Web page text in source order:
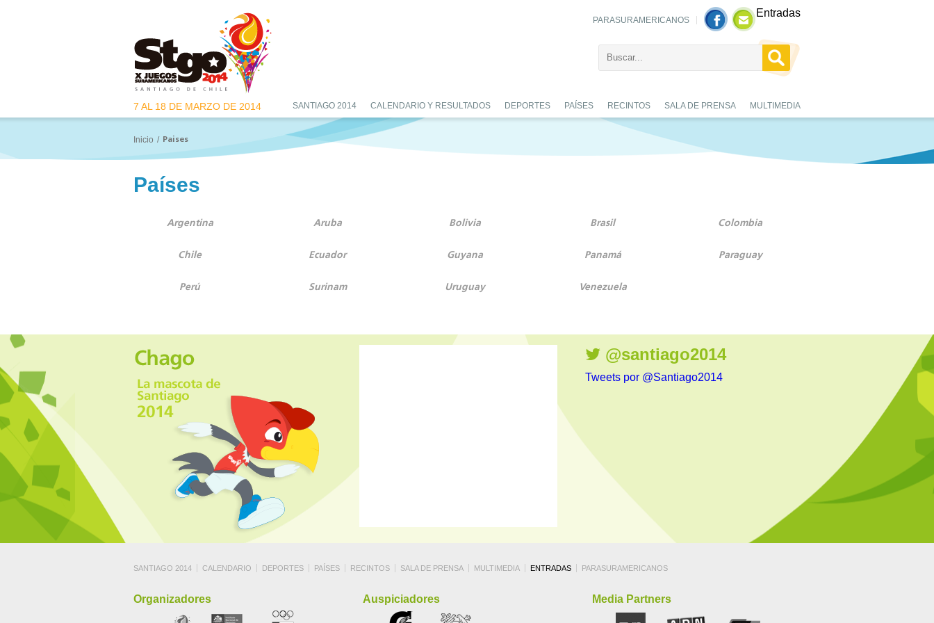
7 AL 18 DE MARZO DE 2014
Entradas
PARASURAMERICANOS
SANTIAGO 2014 CALENDARIO Y RESULTADOS DEPORTES PAÍSES RECINTOS SALA DE PRENSA MULTIMEDIA
Inicio / Paises
Países
Argentina Aruba Bolivia Brasil Colombia
Chile Ecuador Guyana Panamá Paraguay
Perú Surinam Uruguay Venezuela
@santiago2014
Tweets por @Santiago2014
SANTIAGO 2014 CALENDARIO DEPORTES PAÍSES RECINTOS SALA DE PRENSA MULTIMEDIA ENTRADAS PARASURAMERICANOS
Organizadores Auspiciadores Media Partners